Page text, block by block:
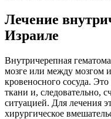
Лечение
Израиле
Внутричерепная
мозге или между мозгом
кровеносного сосуда.
ткани и, следовательно,
ситуацией. Для лечения
хирургическое